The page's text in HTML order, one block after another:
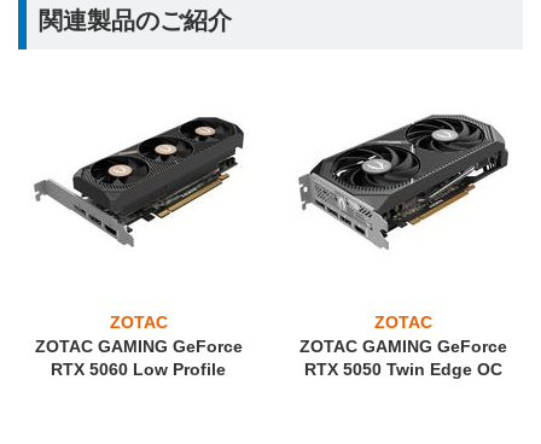
関連製品のご紹介
ZOTAC
ZOTAC GAMING GeForce
RTX 5060 Low Profile
ZOTAC
ZOTAC GAMING GeForce
RTX 5050 Twin Edge OC